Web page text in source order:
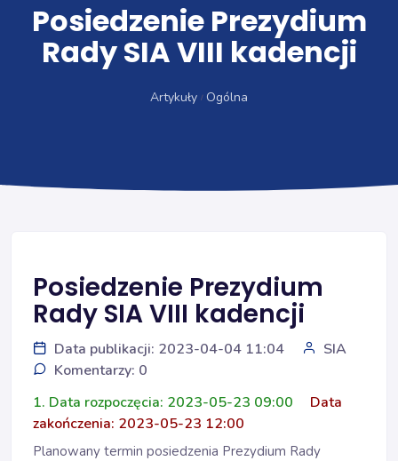
Posiedzenie Prezydium
Rady SIA VIII kadencji
Artykuły Ogólna
Posiedzenie Prezydium
Rady SIA VIII kadencji
Data publikacji: 2023-04-04 11:04
SIA
Komentarzy: 0
1. Data rozpoczęcia: 2023-05-23 09:00
Data
zakończenia: 2023-05-23 12:00
Planowany termin posiedzenia Prezydium Rady